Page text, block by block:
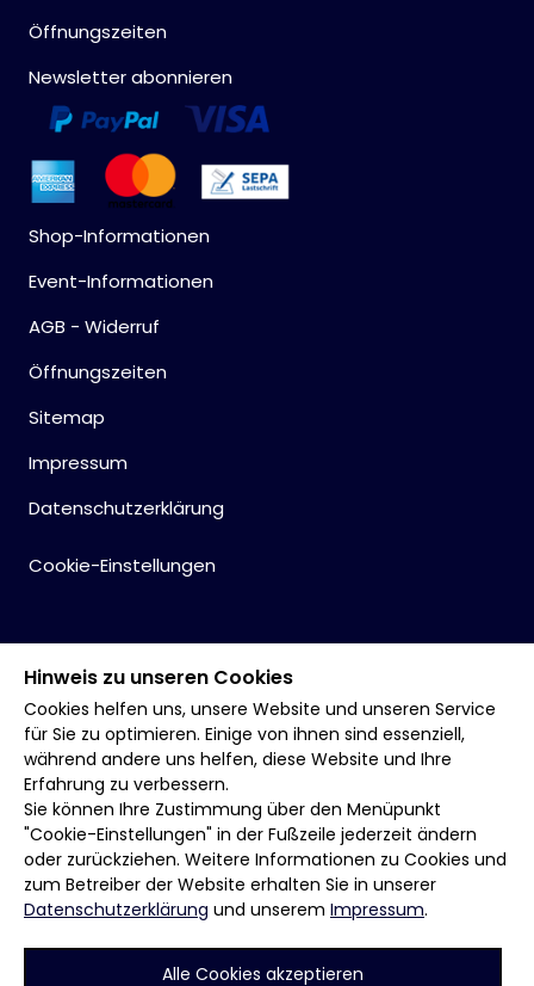
Öffnungszeiten
Newsletter abonnieren
Shop-Informationen
Event-Informationen
AGB - Widerruf
Öffnungszeiten
Sitemap
Impressum
Datenschutzerklärung
Cookie-Einstellungen
Hinweis zu unseren Cookies
Cookies helfen uns, unsere Website und unseren Service
für Sie zu optimieren. Einige von ihnen sind essenziell,
während andere uns helfen, diese Website und Ihre
Erfahrung zu verbessern.
Sie können Ihre Zustimmung über den Menüpunkt
"Cookie-Einstellungen" in der Fußzeile jederzeit ändern
oder zurückziehen. Weitere Informationen zu Cookies und
zum Betreiber der Website erhalten Sie in unserer
Datenschutzerklärung und unserem Impressum.
Alle Cookies akzeptieren